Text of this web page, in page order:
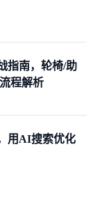
指南，轮椅/助
程解析
用AI搜索优化